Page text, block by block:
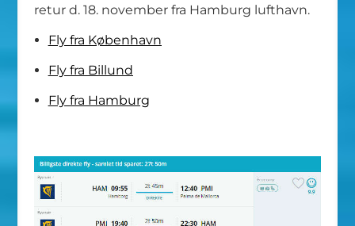
retur d. 18. november fra Hamburg lufthavn.
Fly fra København
Fly fra Billund
Fly fra Hamburg